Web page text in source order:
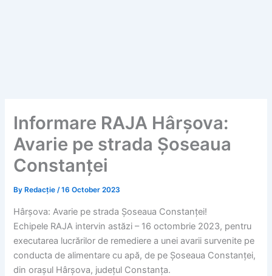
Informare RAJA Hârșova:
Avarie pe strada Șoseaua
Constanței
By Redacție/16 October 2023
Hârșova: Avarie pe strada Șoseaua Constanței!
Echipele RAJA intervin astăzi – 16 octombrie 2023, pentru
executarea lucrărilor de remediere a unei avarii survenite pe
conducta de alimentare cu apă, de pe Șoseaua Constanței,
din orașul Hârșova, județul Constanța.